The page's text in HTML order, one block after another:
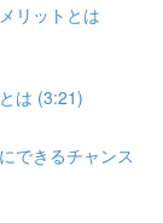
リットとは
は (3:21)
できるチャンス